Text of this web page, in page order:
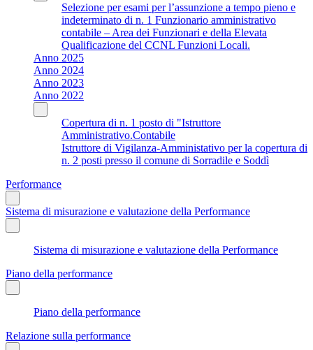
Selezione per esami per l’assunzione a tempo pieno e
indeterminato di n. 1 Funzionario amministrativo
contabile – Area dei Funzionari e della Elevata
Qualificazione del CCNL Funzioni Locali.
Anno 2025
Anno 2024
Anno 2023
Anno 2022
Copertura di n. 1 posto di "Istruttore
Amministrativo.Contabile
Istruttore di Vigilanza-Amministativo per la copertura di
n. 2 posti presso il comune di Sorradile e Soddì
Performance
Sistema di misurazione e valutazione della Performance
Sistema di misurazione e valutazione della Performance
Piano della performance
Piano della performance
Relazione sulla performance